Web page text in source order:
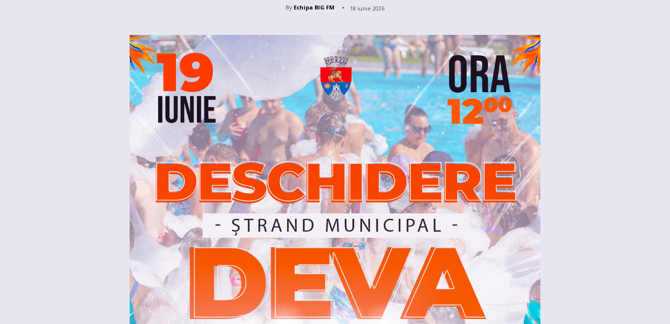
By Echipa BIG FM 18 iunie 2026